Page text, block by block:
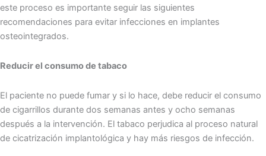
este proceso es importante seguir las siguientes
recomendaciones para evitar infecciones en implantes
osteointegrados.
Reducir el consumo de tabaco
El paciente no puede fumar y si lo hace, debe reducir el consumo
de cigarrillos durante dos semanas antes y ocho semanas
después a la intervención. El tabaco perjudica al proceso natural
de cicatrización implantológica y hay más riesgos de infección.